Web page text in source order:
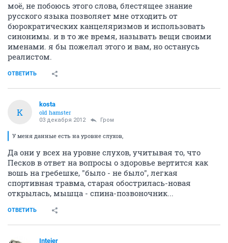
моё, не побоюсь этого слова, блестящее знание
русского языка позволяет мне отходить от
бюрократических канцеляризмов и использовать
синонимы. и в то же время, называть вещи своими
именами. я бы пожелал этого и вам, но останусь
реалистом.
ОТВЕТИТЬ
K
kosta
old hamster
03 декабря 2012 Гром
У меня данные есть на уровне слухов,
Да они у всех на уровне слухов, учитывая то, что
Песков в ответ на вопросы о здоровье вертится как
вошь на гребешке, "было - не было", легкая
спортивная травма, старая обострилась-новая
открылась, мышца - спина-позвоночник...
ОТВЕТИТЬ
Intejer